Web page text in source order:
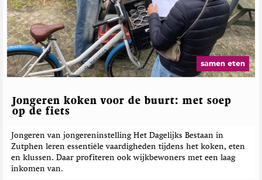
samen eten
Jongeren koken voor de buurt: met soep
op de fiets
Jongeren van jongereninstelling Het Dagelijks Bestaan in
Zutphen leren essentiële vaardigheden tijdens het koken, eten
en klussen. Daar profiteren ook wijkbewoners met een laag
inkomen van.